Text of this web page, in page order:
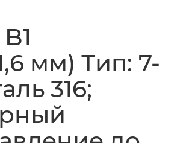
мм) Тип: 7-
316;